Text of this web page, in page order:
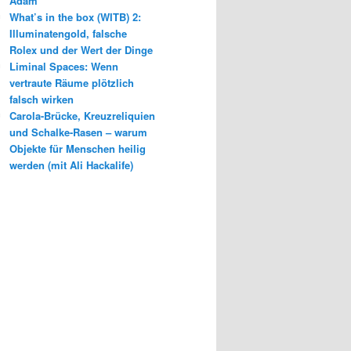
What’s in the box (WITB) 2:
Illuminatengold, falsche
Rolex und der Wert der Dinge
Liminal Spaces: Wenn
vertraute Räume plötzlich
falsch wirken
Carola-Brücke, Kreuzreliquien
und Schalke-Rasen – warum
Objekte für Menschen heilig
werden (mit Ali Hackalife)